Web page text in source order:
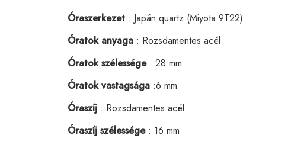
Óraszerkezet : Japán quartz (Miyota 9T22)
Óratok anyaga : Rozsdamentes acél
Óratok szélessége: 28 mm
Óratok vastagsága :6 mm
Óraszíj : Rozsdamentes acél
Óraszíj szélessége: 16 mm